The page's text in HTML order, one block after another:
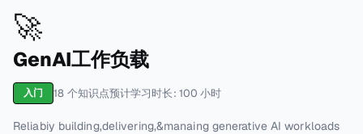
🚀
GenAI工作负载
入门 18 个知识点预计学习时长: 100 小时
Reliabiy building,delivering,&manaing generative AI workloads